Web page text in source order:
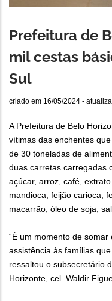
Prefeitura de
mil cestas
Sul
criado em 16/05/2024 -
A Prefeitura de Belo
vítimas das enchentes
de 30 toneladas de
duas carretas carregadas
açúcar, arroz, café,
mandioca, feijão carioca,
macarrão, óleo de soja,
“É um momento de
assistência às famílias
ressaltou o subsecretário
Horizonte, cel. Waldir